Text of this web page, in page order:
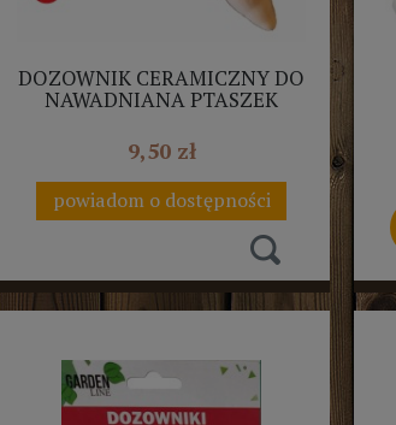
DOZOWNIK CERAMICZNY DO
NAWADNIANA PTASZEK
9,50 zł
powiadom o dostępności